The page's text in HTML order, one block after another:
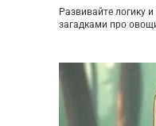
Развивайте логику
загадками про